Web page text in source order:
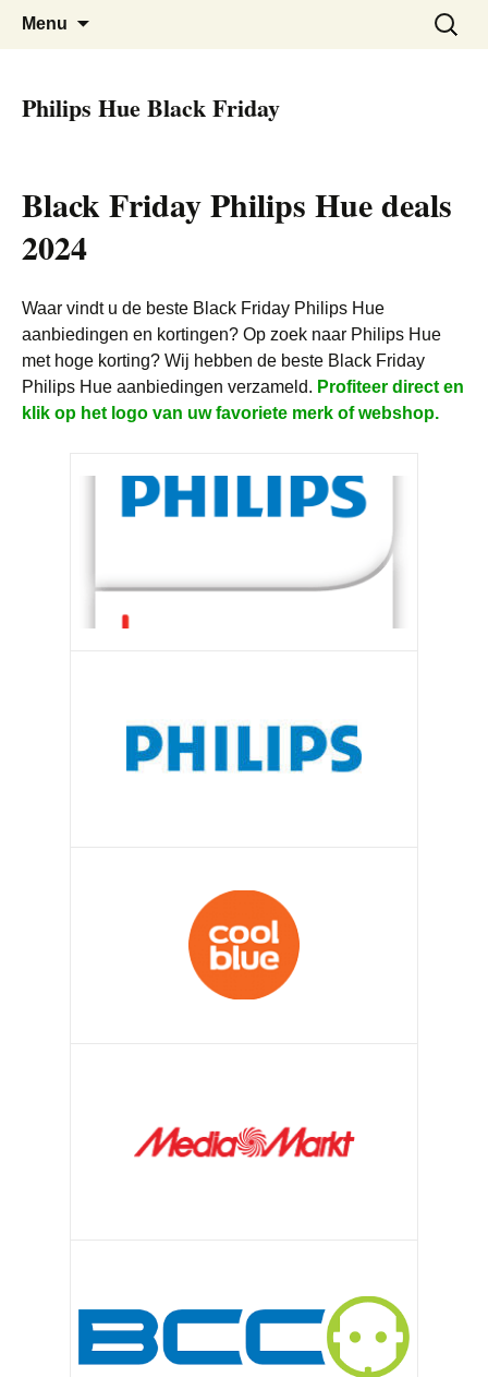
Black Friday Super SALE
De beste kortingen bij elkaar!
Menu
Zoeken
naar:
Philips Hue Black Friday
Black Friday Philips Hue deals
2024
Waar vindt u de beste Black Friday Philips Hue
aanbiedingen en kortingen? Op zoek naar Philips Hue
met hoge korting? Wij hebben de beste Black Friday
Philips Hue aanbiedingen verzameld. Profiteer direct en
klik op het logo van uw favoriete merk of webshop.